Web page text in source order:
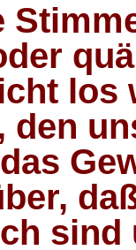
los
den
sind